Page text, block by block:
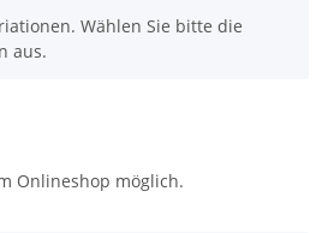
Wählen Sie bitte die
aus.
Onlineshop möglich.